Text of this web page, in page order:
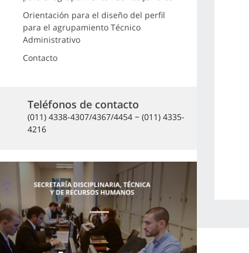
Orientación para el diseño del perfil
para el agrupamiento Técnico
Administrativo
Contacto
Teléfonos de contacto
(011) 4338-4307/4367/4454 ~ (011) 4335-
4216